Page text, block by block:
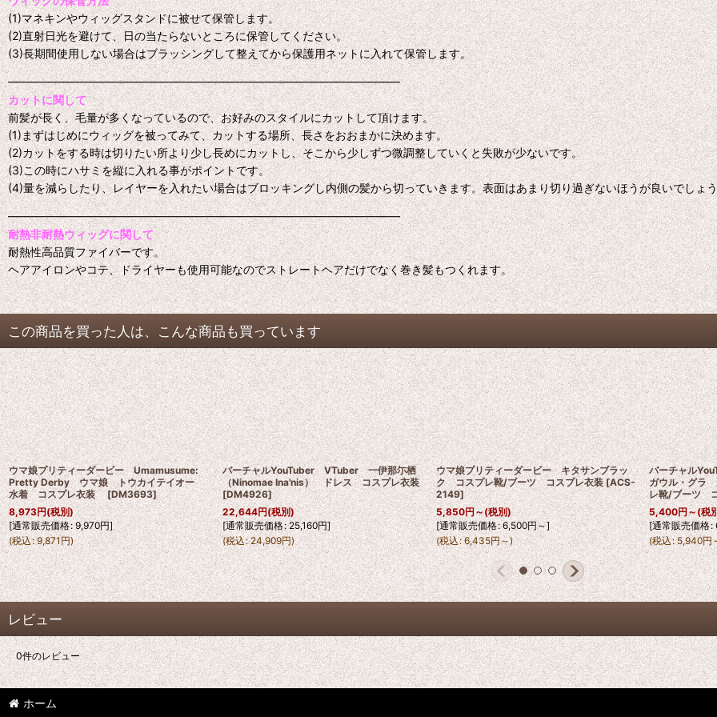
(1)マネキンやウィッグスタンドに被せて保管します。
(2)直射日光を避けて、日の当たらないところに保管してください。
(3)長期間使用しない場合はブラッシングして整えてから保護用ネットに入れて保管します。
━━━━━━━━━━━━━━━━━━━━━━━━━━━━━━━━━━━
カットに関して
前髪が長く、毛量が多くなっているので、お好みのスタイルにカットして頂けます。
(1)まずはじめにウィッグを被ってみて、カットする場所、長さをおおまかに決めます。
(2)カットをする時は切りたい所より少し長めにカットし、そこから少しずつ微調整していくと失敗が少ないです。
(3)この時にハサミを縦に入れる事がポイントです。
(4)量を減らしたり、レイヤーを入れたい場合はブロッキングし内側の髪から切っていきます。表面はあまり切り過ぎないほうが良いでしょ
━━━━━━━━━━━━━━━━━━━━━━━━━━━━━━━━━━━
耐熱非耐熱ウィッグに関して
耐熱性高品質ファイバーです。
ヘアアイロンやコテ、ドライヤーも使用可能なのでストレートヘアだけでなく巻き髪もつくれます。
この商品を買った人は、こんな商品も買っています
ウマ娘プリティーダービー Umamusume:
Pretty Derby ウマ娘 トウカイテイオー
水着 コスプレ衣装 [DM3693]
8,973円(税別)
[通常販売価格: 9,970円]
(税込: 9,871円)
バーチャルYouTuber VTuber 一伊那尓栖
（Ninomae Ina'nis） ドレス コスプレ衣装
[DM4926]
22,644円(税別)
[通常販売価格: 25,160円]
(税込: 24,909円)
ウマ娘プリティーダービー キタサンブラッ
ク コスプレ靴/ブーツ コスプレ衣装 [ACS-
2149]
5,850円～(税別)
[通常販売価格: 6,500円～]
(税込: 6,435円～)
バーチャル
ガウル・グラ
レ靴/ブーツ
5,400円～ (税
[通常販売価格:
(税込: 5,940円
レビュー
0件のレビュー
ホーム